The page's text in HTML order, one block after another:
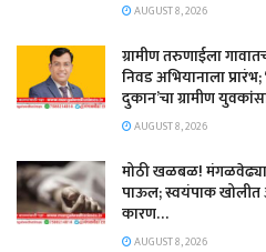
AUGUST 8, 2026
​ग्रामीण तरुणाईला
निवड अभियानाला प्रारंभ;
दुकान’चा ग्रामीण
AUGUST 8, 2026
मोठी खळबळ!
पाऊल; स्वयंपाक
कारण…
AUGUST 8, 2026